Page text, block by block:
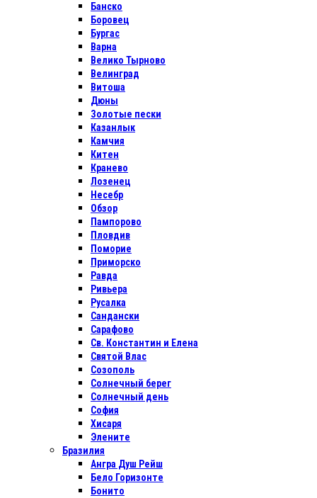
Банско
Боровец
Бургас
Варна
Велико Тырново
Велинград
Витоша
Дюны
Золотые пески
Казанлык
Камчия
Китен
Кранево
Лозенец
Несебр
Обзор
Пампорово
Пловдив
Поморие
Приморско
Равда
Ривьера
Русалка
Сандански
Сарафово
Св. Константин и Елена
Святой Влас
Созополь
Солнечный берег
Солнечный день
София
Хисаря
Элените
Бразилия
Ангра Душ Рейш
Бело Горизонте
Бонито